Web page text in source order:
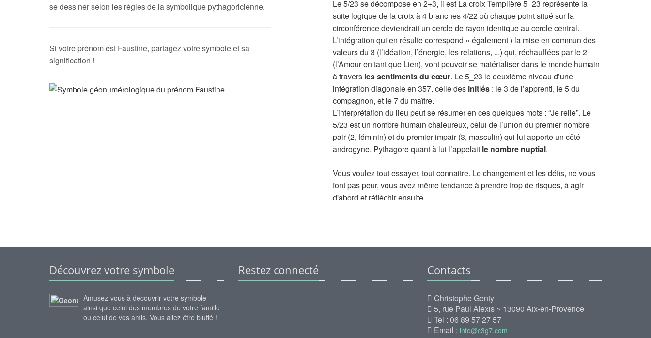
se dessiner selon les règles de la symbolique pythagoricienne.
Si votre prénom est Faustine, partagez votre symbole et sa
signification !
Le 5/23 se décompose en 2+3, il est La croix Templière 5_23 représente la
suite logique de la croix à 4 branches 4/22 où chaque point situé sur la
circonférence deviendrait un cercle de rayon identique au cercle central.
L’intégration qui en résulte correspond « également ) la mise en commun des
valeurs du 3 (l’idéation, l’énergie, les relations, ...) qui, réchauffées par le 2
(l’Amour en tant que Lien), vont pouvoir se matérialiser dans le monde humain
à travers les sentiments du cœur. Le 5_23 le deuxième niveau d’une
intégration diagonale en 357, celle des initiés : le 3 de l’apprenti, le 5 du
compagnon, et le 7 du maître.
L’interprétation du lieu peut se résumer en ces quelques mots : “Je relie”. Le
5/23 est un nombre humain chaleureux, celui de l’union du premier nombre
pair (2, féminin) et du premier impair (3, masculin) qui lui apporte un côté
androgyne. Pythagore quant à lui l’appelait le nombre nuptial.
Vous voulez tout essayer, tout connaitre. Le changement et les défis, ne vous
font pas peur, vous avez même tendance à prendre trop de risques, à agir
d'abord et réfléchir ensuite..
Découvrez votre symbole
Amusez-vous à découvrir votre symbole
ainsi que celui des membres de votre famille
ou celui de vos amis. Vous allez être bluffé !
Restez connecté Contacts
Christophe Genty
5, rue Paul Alexis ~ 13090 Aix-en-Provence
Tel : 06 89 57 27 57
Email : info@c3g7.com